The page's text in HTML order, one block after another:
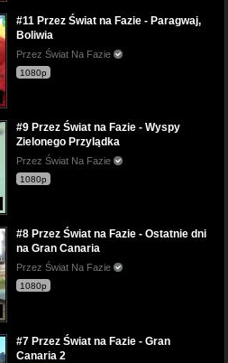
#11 Przez Świat na Fazie - Paragwaj,
Boliwia
Przez Świat Na Fazie
1080p
#9 Przez Świat na Fazie - Wyspy
Zielonego Przylądka
Przez Świat Na Fazie
1080p
#8 Przez Świat na Fazie - Ostatnie dni
na Gran Canaria
Przez Świat Na Fazie
1080p
#7 Przez Świat na Fazie - Gran
Canaria 2